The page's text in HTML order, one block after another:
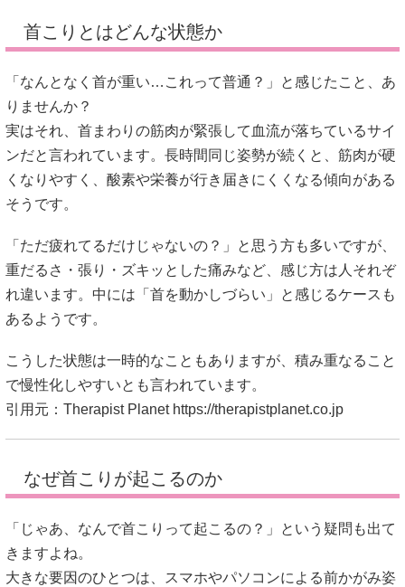
首こりとはどんな状態か
「なんとなく首が重い…これって普通？」と感じたこと、あ
りませんか？
実はそれ、首まわりの筋肉が緊張して血流が落ちているサイ
ンだと言われています。長時間同じ姿勢が続くと、筋肉が硬
くなりやすく、酸素や栄養が行き届きにくくなる傾向がある
そうです。
「ただ疲れてるだけじゃないの？」と思う方も多いですが、
重だるさ・張り・ズキッとした痛みなど、感じ方は人それぞ
れ違います。中には「首を動かしづらい」と感じるケースも
あるようです。
こうした状態は一時的なこともありますが、積み重なること
で慢性化しやすいとも言われています。
引用元：Therapist Planet https://therapistplanet.co.jp
なぜ首こりが起こるのか
「じゃあ、なんで首こりって起こるの？」という疑問も出て
きますよね。
大きな要因のひとつは、スマホやパソコンによる前かがみ姿